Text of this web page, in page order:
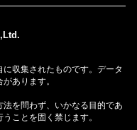
収集されたものです。データ
あります。
を問わず、いかなる目的であ
ことを固く禁じます。